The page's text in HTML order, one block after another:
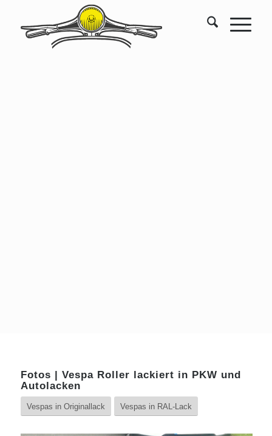
Fotos | Vespa Roller lackiert in PKW und
Autolacken
Vespas in Originallack Vespas in RAL-Lack